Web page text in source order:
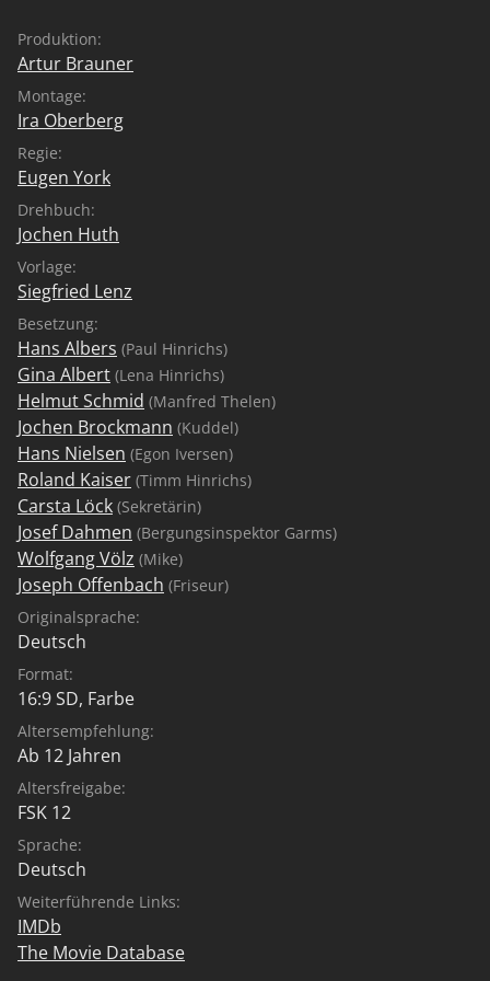
Produktion:
Artur Brauner
Montage:
Ira Oberberg
Regie:
Eugen York
Drehbuch:
Jochen Huth
Vorlage:
Siegfried Lenz
Besetzung:
Hans Albers (Paul Hinrichs)
Gina Albert (Lena Hinrichs)
Helmut Schmid (Manfred Thelen)
Jochen Brockmann (Kuddel)
Hans Nielsen (Egon Iversen)
Roland Kaiser (Timm Hinrichs)
Carsta Löck (Sekretärin)
Josef Dahmen (Bergungsinspektor Garms)
Wolfgang Völz (Mike)
Joseph Offenbach (Friseur)
Originalsprache:
Deutsch
Format:
16:9 SD, Farbe
Altersempfehlung:
Ab 12 Jahren
Altersfreigabe:
FSK 12
Sprache:
Deutsch
Weiterführende Links:
IMDb
The Movie Database